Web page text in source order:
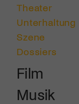
Theater
Unterhaltung
Szene
Dossiers
Film
Musik